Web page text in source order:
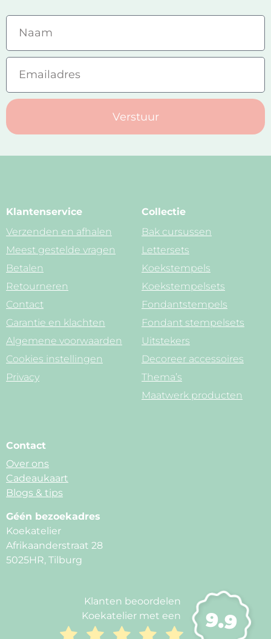
Verstuur
Klantenservice
Verzenden en afhalen
Meest gestelde vragen
Betalen
Retourneren
Contact
Garantie en klachten
Algemene voorwaarden
Cookies instellingen
Privacy
Collectie
Bak cursussen
Lettersets
Koekstempels
Koekstempelsets
Fondantstempels
Fondant stempelsets
Uitstekers
Decoreer accessoires
Thema’s
Maatwerk producten
Contact
Over ons
Cadeaukaart
Blogs & tips
Géén bezoekadres
Koekatelier
Afrikaanderstraat 28
5025HR, Tilburg
Klanten beoordelen
Koekatelier met een
9.9